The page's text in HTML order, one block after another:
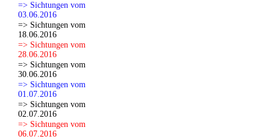
=> Sichtungen vom
03.06.2016
=> Sichtungen vom
18.06.2016
=> Sichtungen vom
28.06.2016
=> Sichtungen vom
30.06.2016
=> Sichtungen vom
01.07.2016
=> Sichtungen vom
02.07.2016
=> Sichtungen vom
06.07.2016